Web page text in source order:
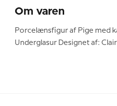
Om varen
Porcelænsfigur af Pige med
Underglasur Designet af: